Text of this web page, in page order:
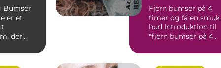
Bumser
er et
der
i forskelli...
Fjern bumser på 4
timer og få en smuk
hud Introduktion til
"fjern bumser på 4